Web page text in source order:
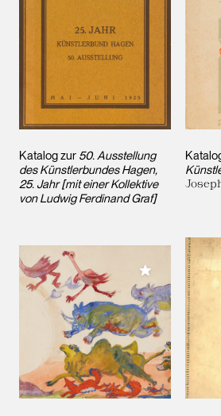
Katalog zur 50. Ausstellung
des Künstlerbundes Hagen,
25. Jahr [mit einer Kollektive
von Ludwig Ferdinand Graf]
Meiner